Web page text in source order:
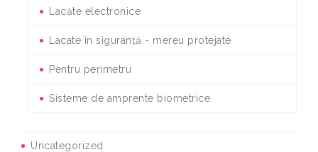
Lacăte electronice
Lacate în siguranță - mereu protejate
Pentru perimetru
Sisteme de amprente biometrice
Uncategorized